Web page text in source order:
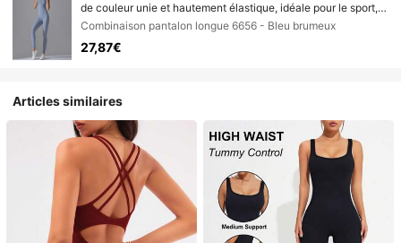
de couleur unie et hautement élastique, idéale pour le sport,
le fitness, la course et le yoga
Combinaison pantalon longue 6656 - Bleu brumeux
27,87€
Articles similaires